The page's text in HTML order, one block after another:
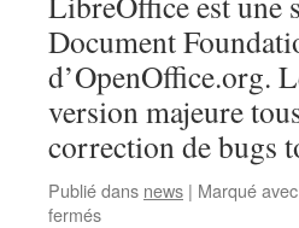
Document
d’OpenOffice.org.
version majeure
correction de bugs
Publié dans news | Marqué avec
ferméssur